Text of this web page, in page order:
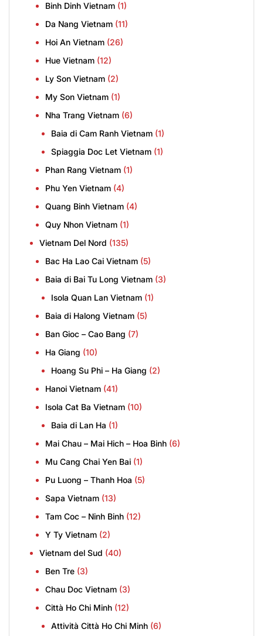
Binh Dinh Vietnam (1)
Da Nang Vietnam (11)
Hoi An Vietnam (26)
Hue Vietnam (12)
Ly Son Vietnam (2)
My Son Vietnam (1)
Nha Trang Vietnam (6)
Baia di Cam Ranh Vietnam (1)
Spiaggia Doc Let Vietnam (1)
Phan Rang Vietnam (1)
Phu Yen Vietnam (4)
Quang Binh Vietnam (4)
Quy Nhon Vietnam (1)
Vietnam Del Nord (135)
Bac Ha Lao Cai Vietnam (5)
Baia di Bai Tu Long Vietnam (3)
Isola Quan Lan Vietnam (1)
Baia di Halong Vietnam (5)
Ban Gioc – Cao Bang (7)
Ha Giang (10)
Hoang Su Phi – Ha Giang (2)
Hanoi Vietnam (41)
Isola Cat Ba Vietnam (10)
Baia di Lan Ha (1)
Mai Chau – Mai Hich – Hoa Binh (6)
Mu Cang Chai Yen Bai (1)
Pu Luong – Thanh Hoa (5)
Sapa Vietnam (13)
Tam Coc – Ninh Binh (12)
Y Ty Vietnam (2)
Vietnam del Sud (40)
Ben Tre (3)
Chau Doc Vietnam (3)
Città Ho Chi Minh (12)
Attività Città Ho Chi Minh (6)